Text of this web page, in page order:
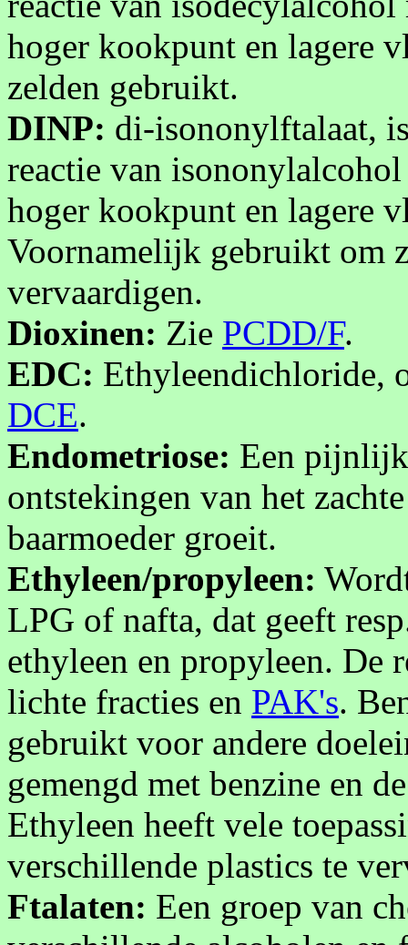
hoger kookpunt en lagere
zelden gebruikt.
DINP: di-isononylftalaat,
reactie van
hoger kookpunt en lagere
Voornamelijk gebruikt om
vervaardigen.
Dioxinen: Zie PCDD/F.
EDC: Ethyleendichloride,
DCE.
Endometriose: Een
ontstekingen van het
baarmoeder groeit.
Ethyleen/propyleen:
LPG of nafta, dat geeft
ethyleen en propyleen. De
lichte fracties en PAK's.
gebruikt voor andere
gemengd met benzine en
Ethyleen heeft vele
verschillende plastics te
Ftalaten: Een groep van